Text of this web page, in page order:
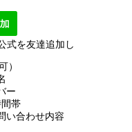
式を友達追加し
）
ー
間帯
い合わせ内容